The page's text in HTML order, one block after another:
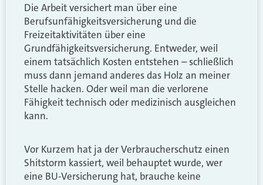
Die Arbeit versichert man über eine
Berufsunfähigkeitsversicherung und die
Freizeitaktivitäten über eine
Grundfähigkeitsversicherung. Entweder, weil
einem tatsächlich Kosten entstehen – schließlich
muss dann jemand anderes das Holz an meiner
Stelle hacken. Oder weil man die verlorene
Fähigkeit technisch oder medizinisch ausgleichen
kann.
Vor Kurzem hat ja der Verbraucherschutz einen
Shitstorm kassiert, weil behauptet wurde, wer
eine BU-Versicherung hat, brauche keine